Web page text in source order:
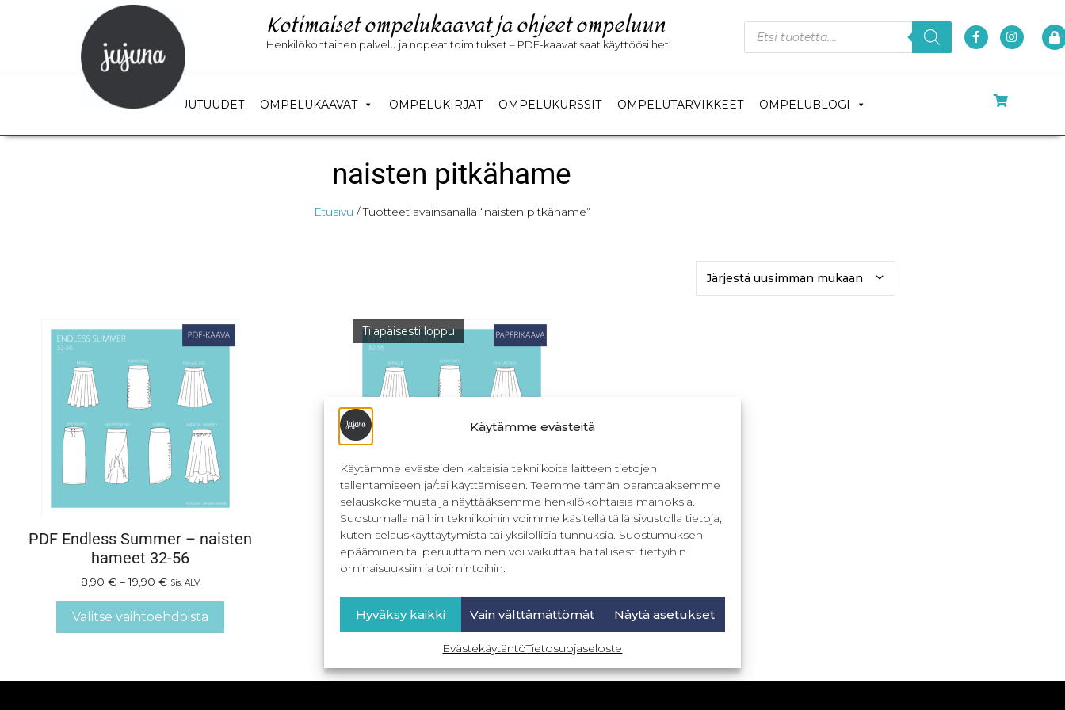
Käytämme evästeitä
Käytämme evästeiden kaltaisia tekniikoita laitteen tietojen
tallentamiseen ja/tai käyttämiseen. Teemme tämän parantaaksemme
selauskokemusta ja näyttääksemme henkilökohtaisia mainoksia.
Suostumalla näihin tekniikoihin voimme käsitellä tällä sivustolla tietoja,
kuten selauskäyttäytymistä tai yksilöllisiä tunnuksia. Suostumuksen
epääminen tai peruuttaminen voi vaikuttaa haitallisesti tiettyihin
ominaisuuksiin ja toimintoihin.
Hyväksy kaikki Vain välttämättömät Näytä asetukset
EvästekäytäntöTietosuojaseloste
Kotimaiset ompelukaavat ja ohjeet ompeluun
Henkilökohtainen palvelu ja nopeat toimitukset – PDF-kaavat saat käyttöösi heti
UUTUUDET OMPELUKAAVAT OMPELUKIRJAT OMPELUKURSSIT OMPELUTARVIKKEET OMPELUBLOGI
naisten pitkähame
Etusivu / Tuotteet avainsanalla “naisten pitkähame”
PDF Endless Summer – naisten
hameet 32-56
8,90 € – 19,90 € Sis. ALV
Valitse vaihtoehdoista
Tilapäisesti loppu
Endless Summer – naisten hameet
32-56
Lue lisää